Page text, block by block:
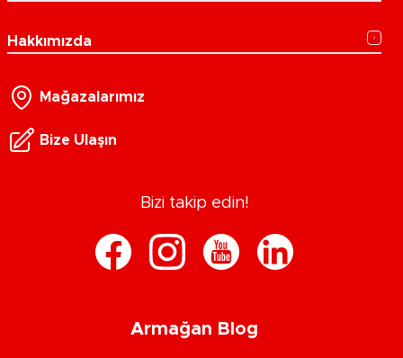
Hakkımızda
Mağazalarımız
Bize Ulaşın
Bizi takip edin!
Armağan Blog